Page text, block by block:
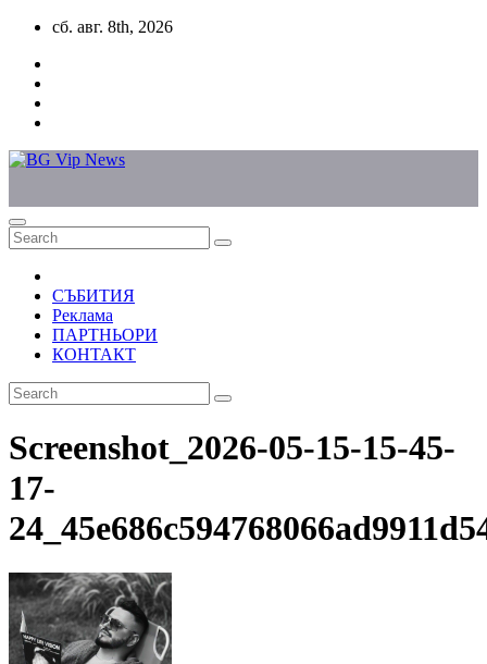
Skip
content
сб. авг. 8th, 2026
СЪБИТИЯ
Реклама
ПАРТНЬОРИ
КОНТАКТ
Screenshot_2026-05-15-15-45-
17-